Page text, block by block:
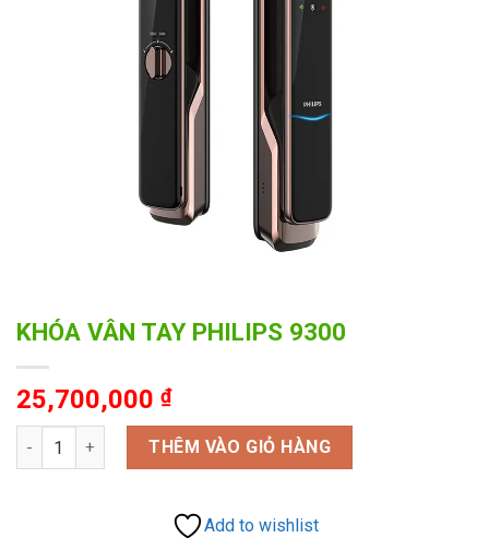
KHÓA VÂN TAY PHILIPS 9300
25,700,000 ₫
KHÓA VÂN TAY PHILIPS 9300 số lượng
THÊM VÀO GIỎ HÀNG
Add to wishlist